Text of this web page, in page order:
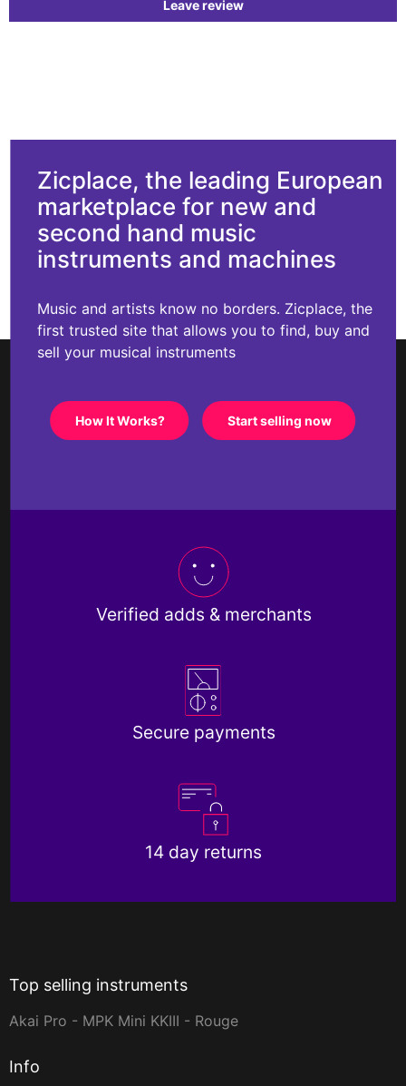
Leave review
Zicplace, the leading European
marketplace for new and
second hand music
instruments and machines
Music and artists know no borders. Zicplace, the
first trusted site that allows you to find, buy and
sell your musical instruments
How It Works? Start selling now
Verified adds & merchants
Secure payments
14 day returns
Top selling instruments
Akai Pro - MPK Mini KKIII - Rouge
Info